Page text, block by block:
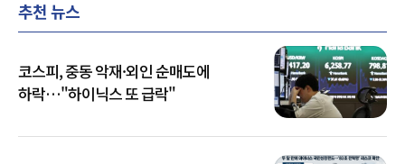
추천 뉴스
코스피, 중동 악재·외인 순매도에
하락…"하이닉스 또 급락"